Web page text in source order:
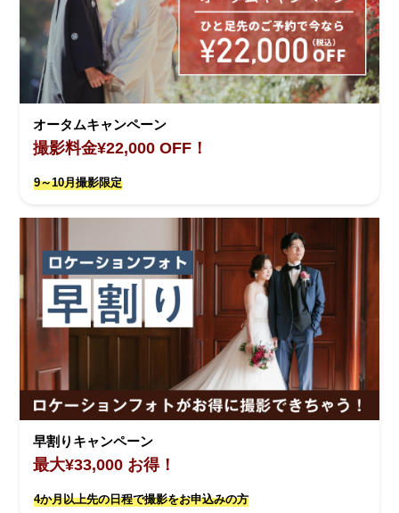
オータムキャンペーン
撮影料金¥22,000 OFF！
9～10月撮影限定
早割りキャンペーン
最大¥33,000 お得！
4か月以上先の日程で撮影をお申込みの方